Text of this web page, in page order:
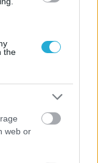
the
web or